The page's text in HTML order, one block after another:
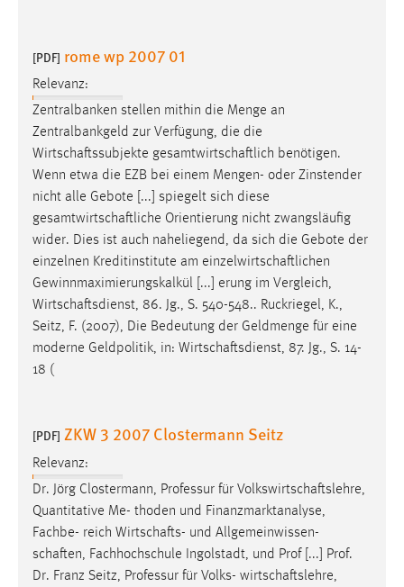
[PDF] rome wp 2007 01
Relevanz:
Zentralbanken stellen mithin die Menge an
Zentralbankgeld zur Verfügung, die die
Wirtschaftssubjekte gesamtwirtschaftlich benötigen.
Wenn etwa die EZB bei einem Mengen- oder Zinstender
nicht alle Gebote [...] spiegelt sich diese
gesamtwirtschaftliche Orientierung nicht zwangsläufig
wider. Dies ist auch naheliegend, da sich die Gebote der
einzelnen Kreditinstitute am einzelwirtschaftlichen
Gewinnmaximierungskalkül [...] erung im Vergleich,
Wirtschaftsdienst, 86. Jg., S. 540-548.. Ruckriegel, K.,
Seitz, F. (2007), Die Bedeutung der Geldmenge für eine
moderne Geldpolitik, in: Wirtschaftsdienst, 87. Jg., S. 14-
18 (
[PDF] ZKW 3 2007 Clostermann Seitz
Relevanz:
Dr. Jörg Clostermann, Professur für Volkswirtschaftslehre,
Quantitative Me- thoden und Finanzmarktanalyse,
Fachbe- reich Wirtschafts- und Allgemeinwissen-
schaften, Fachhochschule Ingolstadt, und Prof [...] Prof.
Dr. Franz Seitz, Professur für Volks- wirtschaftslehre,